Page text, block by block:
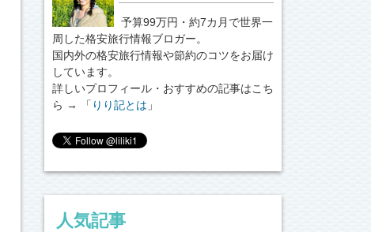
予算99万円・約7カ月で世界一
周した格安旅行情報ブロガー。
国内外の格安旅行情報や節約のコツをお届け
しています。
詳しいプロフィール・おすすめの記事はこち
ら → 「 りり記とは 」
人気記事